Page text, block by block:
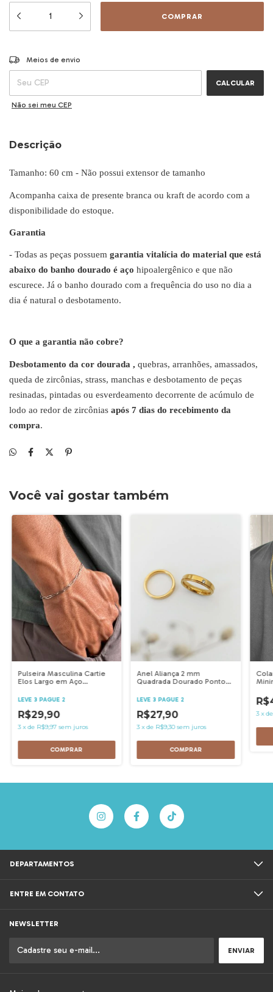
Entregas para o CEP:
Meios de envio
CALCULAR
Não sei meu CEP
Descrição
Tamanho: 60 cm - Não possui extensor de tamanho
Acompanha caixa de presente branca ou kraft de acordo com a
disponibilidade do estoque.
Garantia
- Todas as peças possuem garantia vitalícia do material que está
abaixo do banho dourado é aço hipoalergênico e que não
escurece. Já o banho dourado com a frequência do uso no dia a
dia é natural o desbotamento.
O que a garantia não cobre?
Desbotamento da cor dourada , quebras, arranhões, amassados,
queda de zircônias, strass, manchas e desbotamento de peças
resinadas, pintadas ou esverdeamento decorrente de acúmulo de
lodo ao redor de zircônias após 7 dias do recebimento da
compra.
Você vai gostar também
Pulseira Masculina Cartie
Elos Largo em Aço
LEVE 3 PAGUE 2
R$29,90
3 xde R$9,97 sem juros
Anel Aliança 2 mm
Quadrada Dourado Ponto
2245
LEVE 3 PAGUE 2
R$27,90
3 xde R$9,30 sem juros
COMPRAR
3 x
DEPARTAMENTOS
ENTRE EM CONTATO
NEWSLETTER